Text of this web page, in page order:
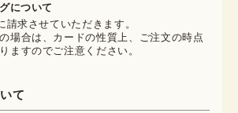
について
請求させていただきます。
場合は、カードの性質上、ご注文の時点
ますのでご注意ください。
て